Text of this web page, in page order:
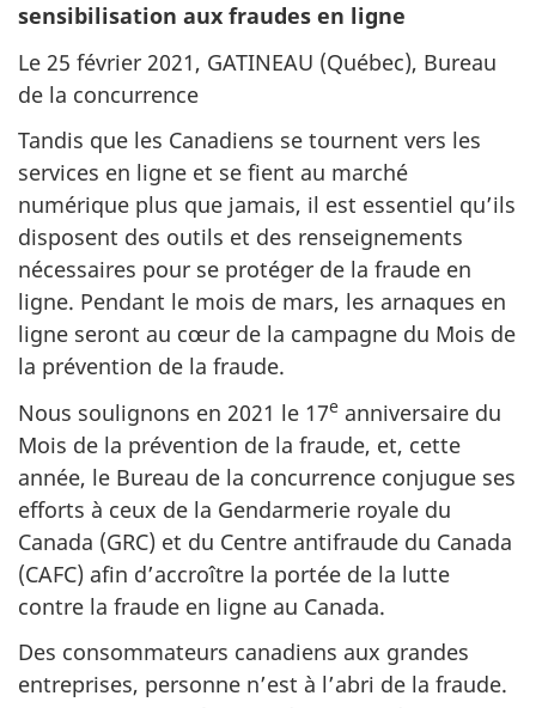
sensibilisation aux fraudes en ligne
Le 25 février 2021, GATINEAU (Québec), Bureau
de la concurrence
Tandis que les Canadiens se tournent vers les
services en ligne et se fient au marché
numérique plus que jamais, il est essentiel qu’ils
disposent des outils et des renseignements
nécessaires pour se protéger de la fraude en
ligne. Pendant le mois de mars, les arnaques en
ligne seront au cœur de la campagne du Mois de
la prévention de la fraude.
Nous soulignons en 2021 le 17e anniversaire du
Mois de la prévention de la fraude, et, cette
année, le Bureau de la concurrence conjugue ses
efforts à ceux de la Gendarmerie royale du
Canada (GRC) et du Centre antifraude du Canada
(CAFC) afin d’accroître la portée de la lutte
contre la fraude en ligne au Canada.
Des consommateurs canadiens aux grandes
entreprises, personne n’est à l’abri de la fraude.